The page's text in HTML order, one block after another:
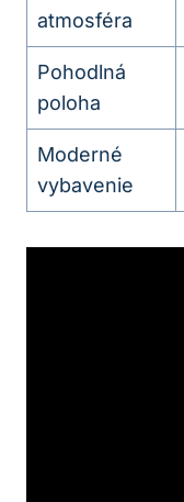
atmosféra
Pohodlná
poloha
Moderné
vybavenie